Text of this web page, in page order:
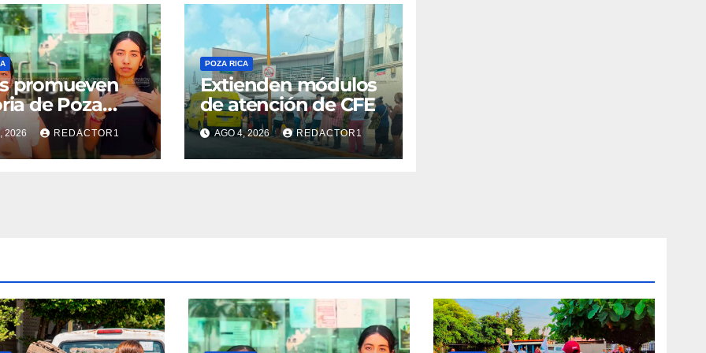
promueven
de Poza
2026 REDACTOR1
POZA RICA
Extienden módulos
de atención de CFE
AGO 4, 2026 REDACTOR1